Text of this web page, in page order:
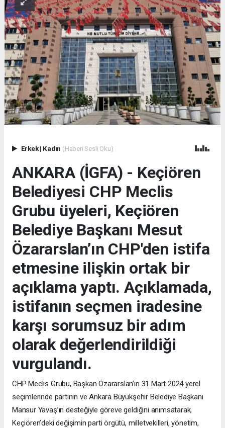
Erkek| Kadın (Haberi Sesli Oku)
ANKARA (İGFA) - Keçiören
Belediyesi CHP Meclis
Grubu üyeleri, Keçiören
Belediye Başkanı Mesut
Özararslan’ın CHP'den istifa
etmesine ilişkin ortak bir
açıklama yaptı. Açıklamada,
istifanın seçmen iradesine
karşı sorumsuz bir adım
olarak değerlendirildiği
vurgulandı.
CHP Meclis Grubu, Başkan Özararslan’ın 31 Mart 2024 yerel
seçimlerinde partinin ve Ankara Büyükşehir Belediye Başkanı
Mansur Yavaş’ın desteğiyle göreve geldiğini anımsatarak,
Keçiören’deki değişimin parti örgütü, milletvekilleri, yönetim,